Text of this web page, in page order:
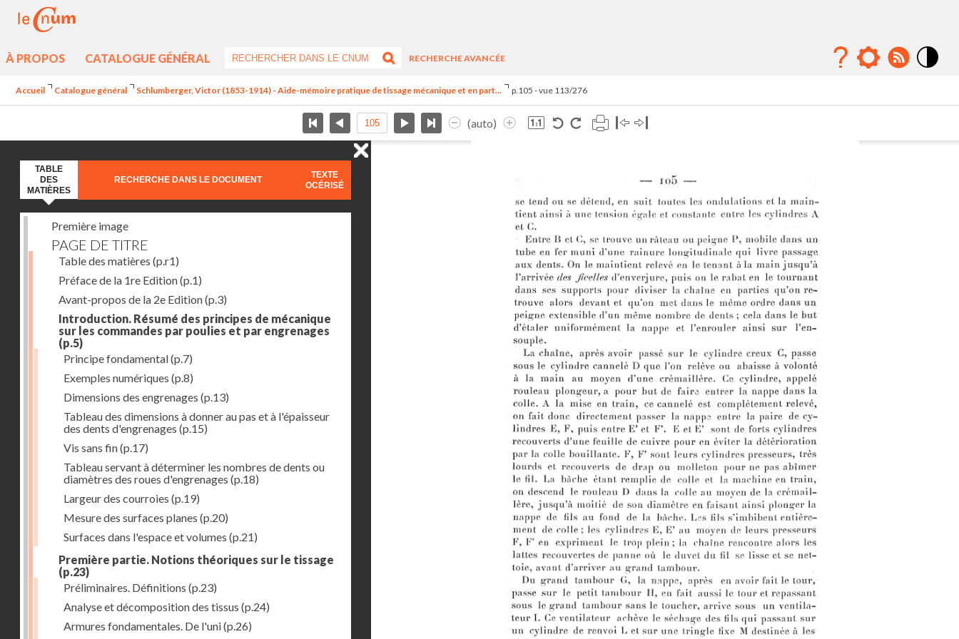
À PROPOS CATALOGUE GÉNÉRAL
RECHERCHE AVANCÉE
Accueil Catalogue général Schlumberger, Victor (1853-1914) - Aide-mémoire pratique de tissage mécanique et en part... p.105 - vue 113/276
(auto)
TABLE
DES
MATIÈRES
RECHERCHE DANS LE DOCUMENT
TEXTE
OCÉRISÉ
Première image
PAGE DE TITRE
Table des matières (p.r1)
Préface de la 1re Edition(p.1)
Avant-propos de la 2e Edition(p.3)
Introduction. Résumé des principes de mécanique
sur les commandes par poulies et par engrenages
(p.5)
Principe fondamental(p.7)
Exemples numériques (p.8)
Dimensions des engrenages (p.13)
Tableau des dimensions à donner au pas et à l'épaisseur
des dents d'engrenages (p.15)
Vis sans fin(p.17)
Tableau servant à déterminer les nombres de dents ou
diamètres des roues d'engrenages (p.18)
Largeur des courroies (p.19)
Mesure des surfaces planes (p.20)
Surfaces dans l'espace et volumes (p.21)
Première partie. Notions théoriques sur le tissage
(p.23)
Préliminaires. Définitions (p.23)
Analyse et décomposition des tissus (p.24)
Armures fondamentales. De l'uni(p.26)